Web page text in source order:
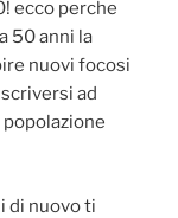
ecco perche
50 anni la
nuovi focosi
ad
di nuovo ti